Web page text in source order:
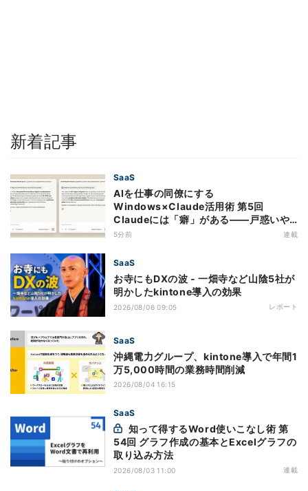
新着記事
SaaS
AIを仕事の同僚にする
Windows×Claude活用術 第5回
Claudeには「癖」がある――戸惑いや
すい7つの仕様
5分前 連載
SaaS
お寺にもDXの波 - 一畑寺など山陰5社が
明かしたkintone導入の効果
2026/08/06 09:05 レポート
SaaS
沖縄電力グループ、kintone導入で年間1
万5,000時間の業務時間削減
2026/08/04 16:15
SaaS
54回 グラフ作成の基本とExcelグラフの
取り込み方法
2026/08/03 11:00 連載